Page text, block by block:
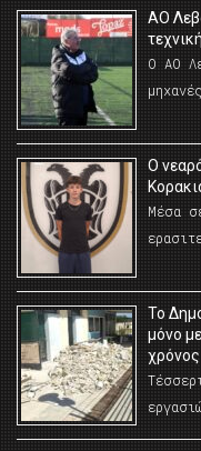
ΑΟ
Ο ΑΟ
O
Μέσα
Το
μόνο
χρόνος